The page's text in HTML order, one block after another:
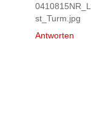
st_Turm.jpg
Antworten